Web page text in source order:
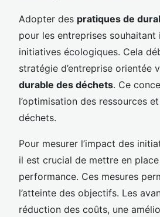
Adopter des pratiques de
pour les entreprises souhaitant
initiatives écologiques. Cela
stratégie d’entreprise orientée
durable des déchets. Ce
l’optimisation des ressources
déchets.
Pour mesurer l’impact des
il est crucial de mettre en
performance. Ces mesures
l’atteinte des objectifs. Les
réduction des coûts, une